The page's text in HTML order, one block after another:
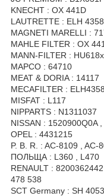
KNECHT : OX 441D
LAUTRETTE : ELH 4358
MAGNETI MARELLI :
MAHLE FILTER : OX
MANN-FILTER :
MAPCO : 64710
MEAT & DORIA : 14117
MECAFILTER : ELH4358
MISFAT : L117
NIPPARTS : N1311037
NISSAN : 1520900Q0A
OPEL : 4431215
P. B. R. : AC-8109 , AC-
ПОЛЬЩА : L360 , L470
RENAULT :
478 538
SCT Germany : SH